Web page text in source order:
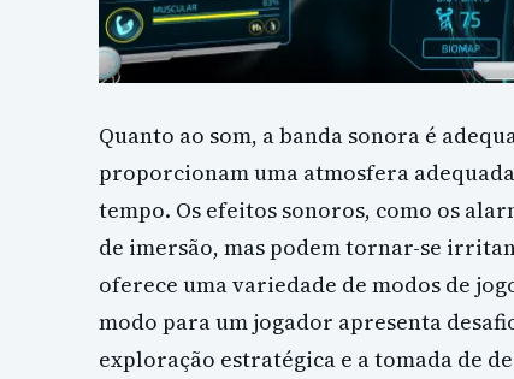
Quanto ao som, a banda sonora é
proporcionam uma atmosfera
tempo. Os efeitos sonoros, como os
de imersão, mas podem tornar-se
oferece uma variedade de modos de
modo para um jogador apresenta
exploração estratégica e a tomada de